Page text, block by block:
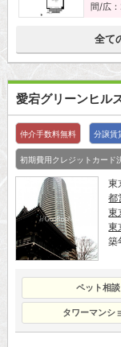
間/広
全て
愛宕グリーンヒル
仲介手数料無料 分譲賃
初期費用クレジットカード
東
都
東
東
築
ペット相談
タワーマンシ